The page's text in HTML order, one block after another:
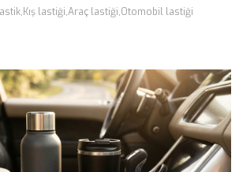
lastiği,Araç lastiği,Otomobil lastiği